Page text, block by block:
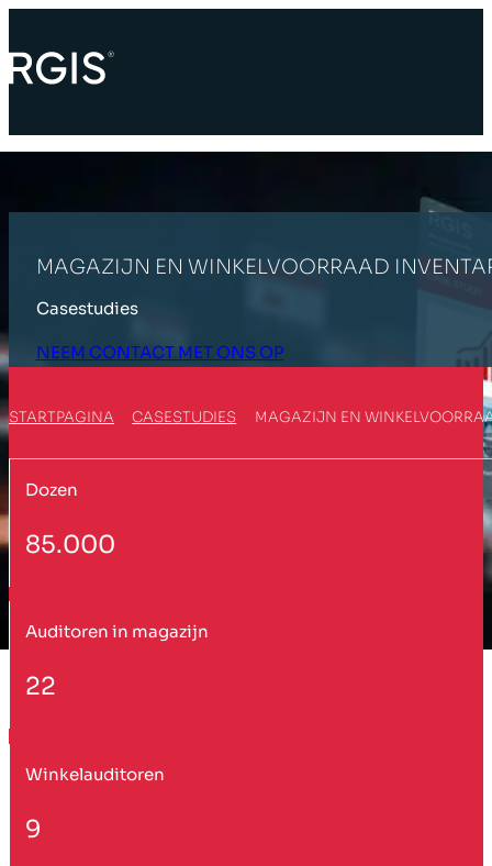
MAGAZIJN EN WINKELVOORRAAD
Casestudies
NEEM CONTACT MET ONS OP
STARTPAGINA CASESTUDIES MAGAZIJN EN
Dozen
85.000
Auditoren in magazijn
22
Winkelauditoren
9